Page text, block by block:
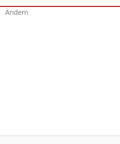
Ändern